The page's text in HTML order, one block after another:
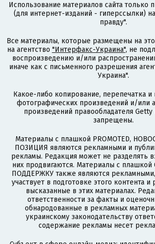
Использование материалов сайта только
(для интернет-изданий - гиперссылки)
правду".
Все материалы, которые размещены на
на агентство "Интерфакс-Украина", не
воспроизведению и/или
иначе как с письменного разрешения
Украина".
Какое-либо копирование, перепечатка и
фотографических произведений и/или
произведений правообладателя Getty
запрещены.
Материалы с плашкой PROMOTED,
ПОЗИЦИЯ являются рекламными и
рекламы. Редакция может не разделять
них продвигаются. Материалы с
ПОДДЕРЖКУ также являются
участвует в подготовке этого контента и
высказанные в этих материалах.
ответственности за факты и
обнародованные в рекламных
украинскому законодательству
содержание рекламы несет